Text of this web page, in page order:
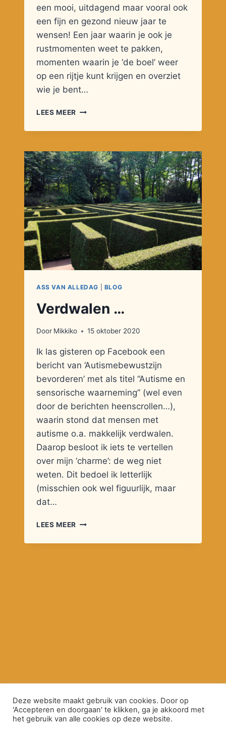
een mooi, uitdagend maar vooral ook
een fijn en gezond nieuw jaar te
wensen! Een jaar waarin je ook je
rustmomenten weet te pakken,
momenten waarin je ‘de boel’ weer
op een rijtje kunt krijgen en overziet
wie je bent…
LEES MEER KIEZEN
RUST:
KEUZE
VOOR
WELZIJN?
ASS VAN ALLEDAG BLOG
Verdwalen …
Door Mikkiko 15 oktober 2020
Ik las gisteren op Facebook een
bericht van ‘Autismebewustzijn
bevorderen’ met als titel “Autisme en
sensorische waarneming” (wel even
door de berichten heenscrollen…),
waarin stond dat mensen met
autisme o.a. makkelijk verdwalen.
Daarop besloot ik iets te vertellen
over mijn ‘charme’: de weg niet
weten. Dit bedoel ik letterlijk
(misschien ook wel figuurlijk, maar
dat…
LEES MEER VERDWALEN
Deze website maakt gebruik van cookies. Door op
'Accepteren en doorgaan' te klikken, ga je akkoord met
het gebruik van alle cookies op deze website.